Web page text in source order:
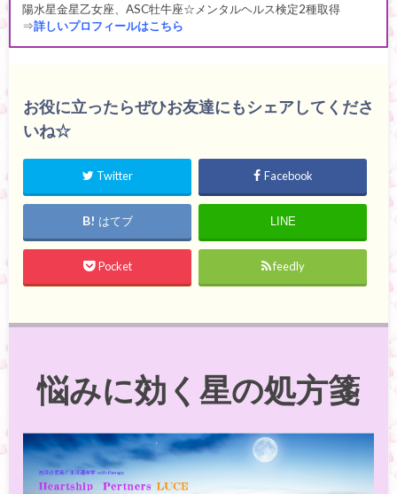
陽水星金星乙女座、ASC牡牛座☆メンタルヘルス検定2種取得
⇒詳しいプロフィールはこちら
お役に立ったらぜひお友達にもシェアしてくださ
いね☆
Twitter Facebook
はてブ LINE
Pocket feedly
悩みに効く星の処方箋